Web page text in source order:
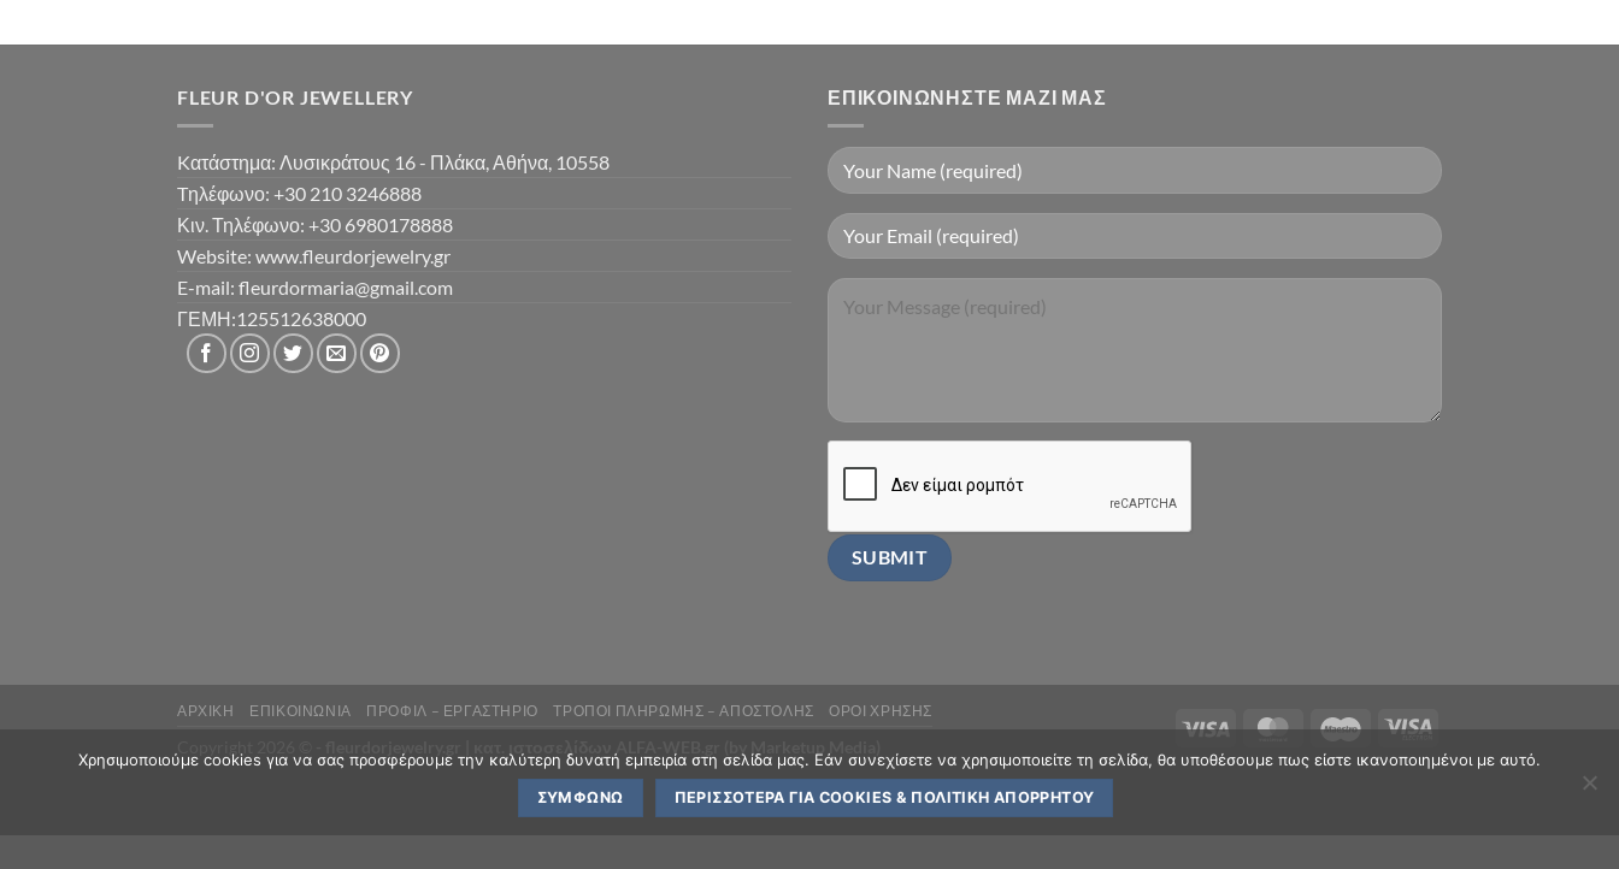
FLEUR D'OR JEWELLERY
Kατάστημα: Λυσικράτους 16 - Πλάκα, Αθήνα, 10558
Tηλέφωνο: +30 210 3246888
Κιν. Τηλέφωνο: +30 6980178888
Website: www.fleurdorjewelry.gr
E-mail: fleurdormaria@gmail.com
ΓΕΜΗ:125512638000
ΕΠΙΚΟΙΝΩΝΉΣΤΕ ΜΑΖΊ ΜΑΣ
ΑΡΧΙΚΗ ΕΠΙΚΟΙΝΩΝΙΑ ΠΡΟΦΙΛ – ΕΡΓΑΣΤΗΡΙΟ ΤΡΟΠΟΙ ΠΛΗΡΩΜΗΣ – ΑΠΟΣΤΟΛΗΣ ΟΡΟΙ ΧΡΗΣΗΣ
Χρησιμοποιούμε cookies για να σας προσφέρουμε την καλύτερη δυνατή εμπειρία στη σελίδα μας. Εάν συνεχίσετε να χρησιμοποιείτε τη σελίδα, θα υποθέσουμε πως είστε ικανοποιημένοι με αυτό.
ΣΥΜΦΩΝΏ ΠΕΡΙΣΣΌΤΕΡΑ ΓΙΑ COOKIES & ΠΟΛΙΤΙΚΉ ΑΠΟΡΡΉΤΟΥ